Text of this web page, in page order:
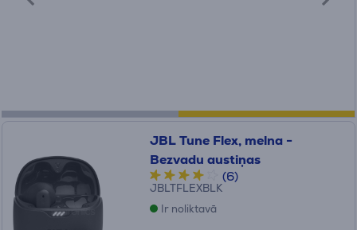
JBL Tune Flex, melna -
Bezvadu austiņas
(6)
JBLTFLEXBLK
Ir noliktavā